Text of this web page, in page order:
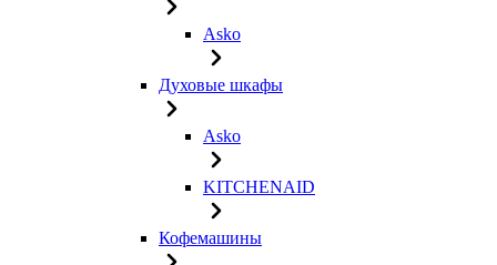
Asko
Духовые шкафы
Asko
KITCHENAID
Кофемашины